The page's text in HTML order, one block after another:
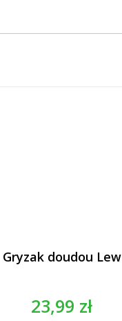
Gryzak doudou Lew
23,99 zł